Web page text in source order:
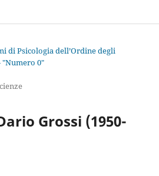
di Psicologia dell’Ordine degli
"Numero 0"
Grossi (1950-